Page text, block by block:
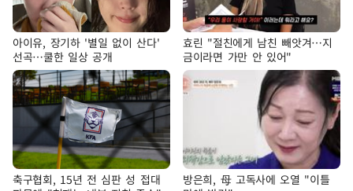
아이유, 장기하 '별일 없이 산다'
선곡…쿨한 일상 공개
효린 "절친에게 남친 빼앗겨…지
금이라면 가만 안 있어"
축구협회, 15년 전 심판 성 접대
방은희, 母 고독사에 오열 "이틀